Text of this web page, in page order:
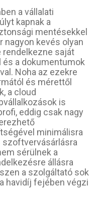
a vállalati
kapnak a
mentésekkel
nagyon kevés olyan
rendelkezne saját
a dokumentumok
Noha az ezekre
és mérettől
a cloud
is
eddig csak nagy
minimálisra
sérülnek a
állásra
a szolgáltató sok
havidíj fejében végzi